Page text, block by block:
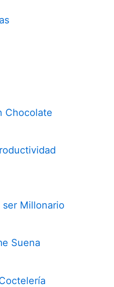
Chocolate
ser Millonario
Suena